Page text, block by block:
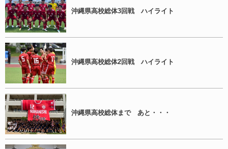
沖縄県高校総体3回戦 ハイライト
沖縄県高校総体2回戦 ハイライト
沖縄県高校総体まで あと・・・